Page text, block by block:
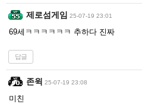
제로섬게임 25-07-19 23:01
69세ㅋㅋㅋㅋㅋㅋ 추하다 진짜
답글
존윅 25-07-19 23:08
미친